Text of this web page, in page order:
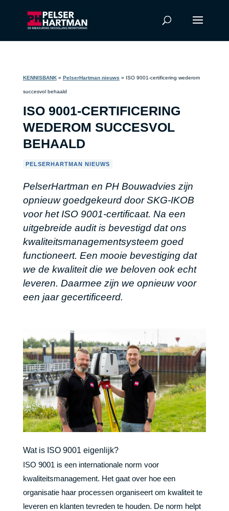
KENNISBANK» PelserHartman nieuws » ISO 9001-certificering wederom
succesvol behaald
ISO 9001-CERTIFICERING
WEDEROM SUCCESVOL
BEHAALD
PELSERHARTMAN NIEUWS
PelserHartman en PH Bouwadvies zijn
opnieuw goedgekeurd door SKG-IKOB
voor het ISO 9001-certificaat. Na een
uitgebreide audit is bevestigd dat ons
kwaliteitsmanagementsysteem goed
functioneert. Een mooie bevestiging dat
we de kwaliteit die we beloven ook echt
leveren. Daarmee zijn we opnieuw voor
een jaar gecertificeerd.
Wat is ISO 9001 eigenlijk?
ISO 9001 is een internationale norm voor
kwaliteitsmanagement. Het gaat over hoe een
organisatie haar processen organiseert om kwaliteit te
leveren en klanten tevreden te houden. De norm helpt